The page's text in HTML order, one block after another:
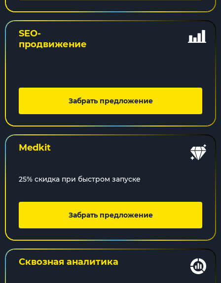
SEO-
продвижение
Забрать предложение
Medkit
25% скидка при быстром запуске
Забрать предложение
Сквозная аналитика